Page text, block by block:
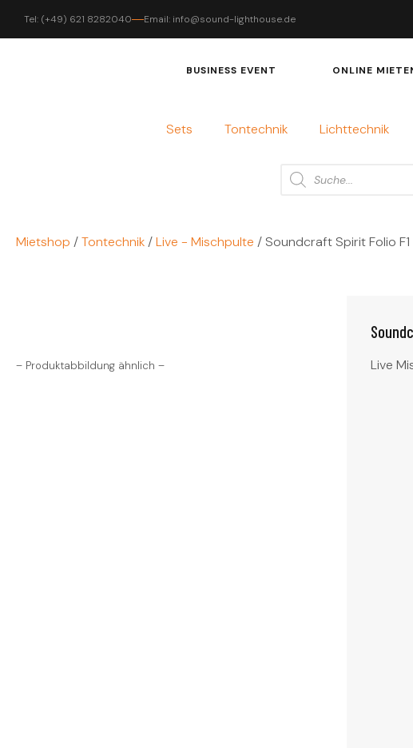
Tel: (+49) 621 8282040 Email: info@sound-lighthouse.de
BUSINESS EVENT ONLINE
Sets Tontechnik Lichttechnik
Mietshop /Tontechnik /Live - Mischpulte / Soundcraft Spirit Folio F1
– Produktabbildung ähnlich – Live